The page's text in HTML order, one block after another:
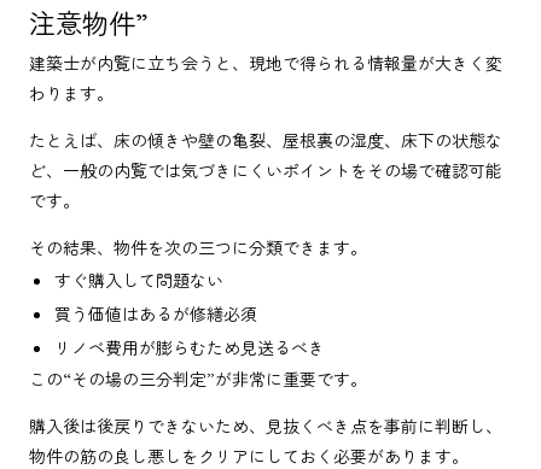
注意物件”
建築士が内覧に立ち会うと、現地で得られる情報量が大きく変
わります。
たとえば、床の傾きや壁の亀裂、屋根裏の湿度、床下の状態な
ど、一般の内覧では気づきにくいポイントをその場で確認可能
です。
その結果、物件を次の三つに分類できます。
すぐ購入して問題ない
買う価値はあるが修繕必須
リノベ費用が膨らむため見送るべき
この“その場の三分判定”が非常に重要です。
購入後は後戻りできないため、見抜くべき点を事前に判断し、
物件の筋の良し悪しをクリアにしておく必要があります。